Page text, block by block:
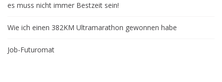
es muss nicht immer Bestzeit sein!
Wie ich einen 382KM Ultramarathon gewonnen habe
Job-Futuromat